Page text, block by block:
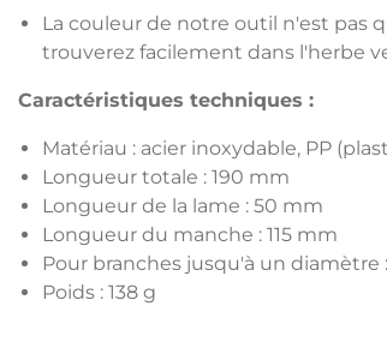
La couleur de notre outil n'est pas
trouverez facilement dans l'herbe
Caractéristiques techniques :
Matériau : acier inoxydable, PP
Longueur totale : 190 mm
Longueur de la lame : 50 mm
Longueur du manche : 115 mm
Pour branches jusqu'à un diamètre
Poids : 138 g